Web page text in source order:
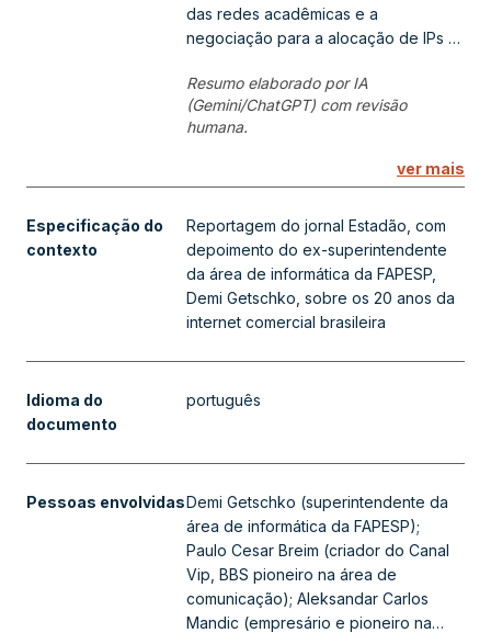
das redes acadêmicas e a
negociação para a alocação de IPs e
figuras importantes como Paulo Cesar
Breim, Demi Getschko e Aleksandar
Mandic, que compartilham suas
desenvolvimento do acesso
ilustra a evolução do cenário da
internet no país, desde os primórdios
com conexões caras e lentas até o
acesso ubíquo e rápido dos dias
atuais. Para acesso ao clipping
centrodememoria@fapesp.br.
ver mais
Resumo elaborado por IA
(Gemini/ChatGPT) com revisão
humana.
Especificação do
contexto
Reportagem do jornal Estadão, com
depoimento do ex-superintendente
da área de informática da FAPESP,
Demi Getschko, sobre os 20 anos da
internet comercial brasileira
Idioma do
documento
português
Pessoas envolvidasDemi Getschko (superintendente da
área de informática da FAPESP);
Paulo Cesar Breim (criador do Canal
Vip, BBS pioneiro na área de
comunicação); Aleksandar Carlos
Mandic (empresário e pioneiro na